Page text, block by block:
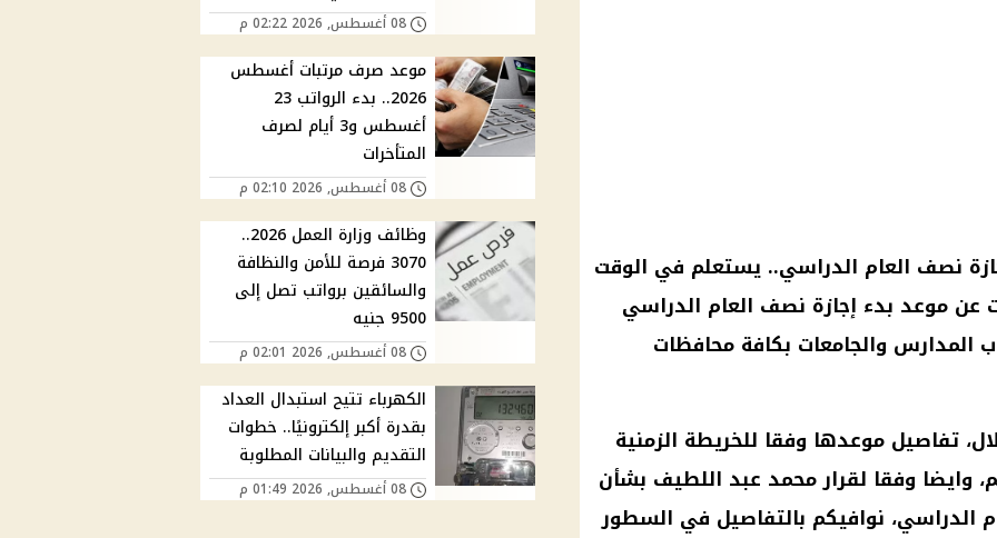
نصف العام الدراسي.. يستعلم في الوقت
عن موعد بدء إجازة نصف العام الدراسي
المدارس والجامعات بكافة محافظات
، تفاصيل موعدها وفقا للخريطة الزمنية
، وايضا وفقا لقرارمحمد عبد اللطيف بشأن
الدراسي، نوافيكم بالتفاصيل في السطور
08 أغسطس, 2026 02:22 م
موعد صرف مرتبات أغسطس
2026.. بدء الرواتب 23
أغسطس و3 أيام لصرف
المتأخرات
08 أغسطس, 2026 02:10 م
وظائف وزارة العمل 2026..
3070 فرصة للأمن والنظافة
والسائقين برواتب تصل إلى
9500 جنيه
08 أغسطس, 2026 02:01 م
الكهرباء تتيح استبدال العداد
بقدرة أكبر إلكترونيًا.. خطوات
التقديم والبيانات المطلوبة
08 أغسطس, 2026 01:49 م